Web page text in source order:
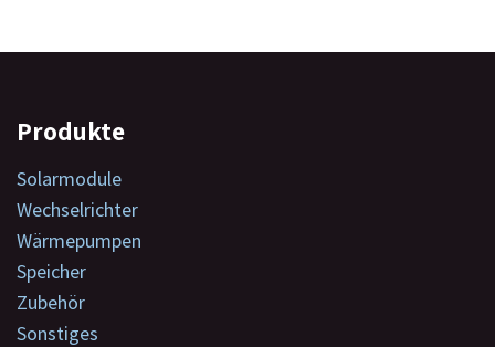
Produkte
Solarmodule
Wechselrichter
Wärmepumpen
Speicher
Zubehör
Sonstiges